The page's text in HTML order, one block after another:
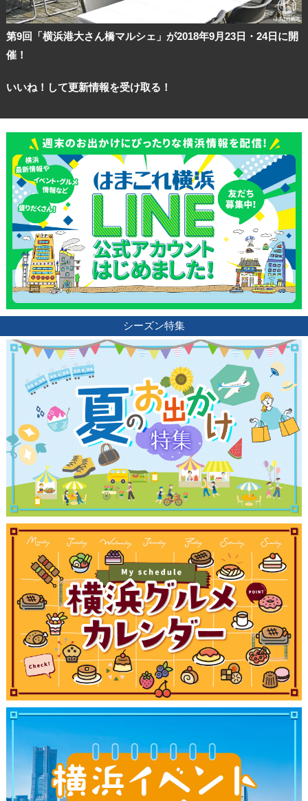
第9回「横浜港大さん橋マルシェ」が2018年9月23日・24日に開
催！
いいね！して更新情報を受け取る！
シーズン特集
観光ガイド
ランキング
ブログ記事
サイトについて